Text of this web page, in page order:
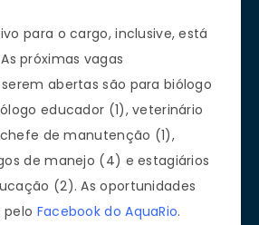
para o cargo, inclusive, está
próximas vagas
abertas são para biólogo
educador (1), veterinário
de manutenção (1),
de manejo (4) e estagiários
(2). As oportunidades
pelo Facebook do AquaRio.